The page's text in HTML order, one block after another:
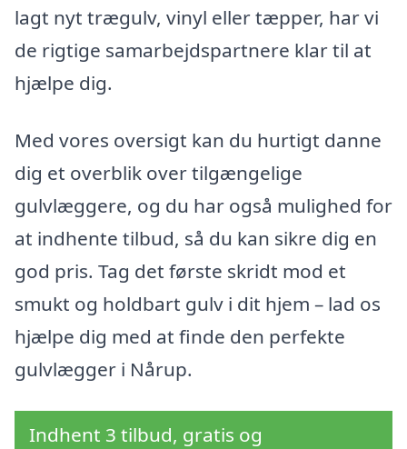
lagt nyt trægulv, vinyl eller tæpper, har vi
de rigtige samarbejdspartnere klar til at
hjælpe dig.
Med vores oversigt kan du hurtigt danne
dig et overblik over tilgængelige
gulvlæggere, og du har også mulighed for
at indhente tilbud, så du kan sikre dig en
god pris. Tag det første skridt mod et
smukt og holdbart gulv i dit hjem – lad os
hjælpe dig med at finde den perfekte
gulvlægger i Nårup.
Indhent 3 tilbud, gratis og